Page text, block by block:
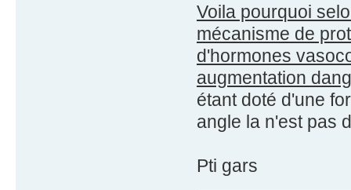
Voila pourquoi
mécanisme de
d'hormones
augmentation
étant doté d'une
angle la n'est pas
Pti gars